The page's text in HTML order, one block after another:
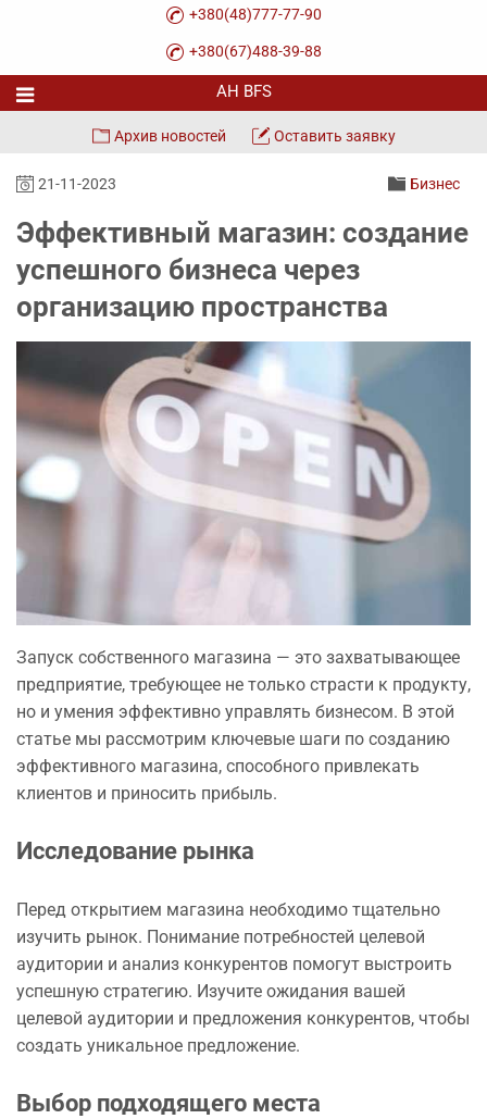
+380(48)777-77-90
+380(67)488-39-88
Архив новостей Оставить заявку
21-11-2023 Бизнес
Эффективный магазин: создание
успешного бизнеса через
организацию пространства
Запуск собственного магазина — это захватывающее
предприятие, требующее не только страсти к продукту,
но и умения эффективно управлять бизнесом. В этой
статье мы рассмотрим ключевые шаги по созданию
эффективного магазина, способного привлекать
клиентов и приносить прибыль.
Исследование рынка
Перед открытием магазина необходимо тщательно
изучить рынок. Понимание потребностей целевой
аудитории и анализ конкурентов помогут выстроить
успешную стратегию. Изучите ожидания вашей
целевой аудитории и предложения конкурентов, чтобы
создать уникальное предложение.
Выбор подходящего места